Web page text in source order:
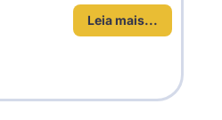
Leia mais...